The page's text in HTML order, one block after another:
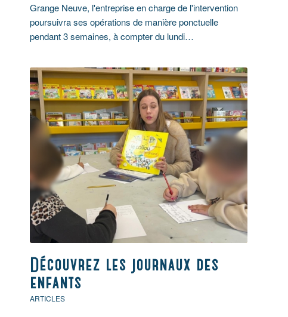
Grange Neuve, l'entreprise en charge de l'intervention
poursuivra ses opérations de manière ponctuelle
pendant 3 semaines, à compter du lundi…
Découvrez les journaux des
enfants
ARTICLES